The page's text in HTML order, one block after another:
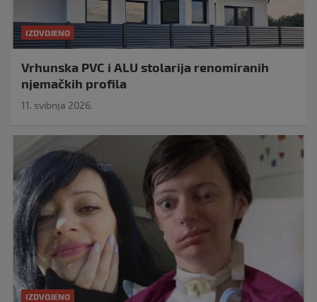
IZDVOJENO
Vrhunska PVC i ALU stolarija renomiranih
njemačkih profila
11. svibnja 2026.
IZDVOJENO